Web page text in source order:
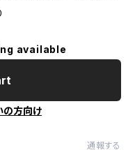
available
の方向け
通報する